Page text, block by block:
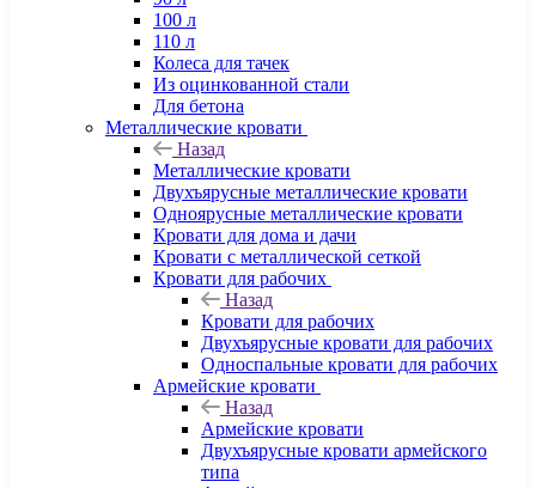
100 л
110 л
Колеса для тачек
Из оцинкованной стали
Для бетона
Металлические кровати
Назад
Металлические кровати
Двухъярусные металлические кровати
Одноярусные металлические кровати
Кровати для дома и дачи
Кровати с металлической сеткой
Кровати для рабочих
Назад
Кровати для рабочих
Двухъярусные кровати для рабочих
Односпальные кровати для рабочих
Армейские кровати
Назад
Армейские кровати
Двухъярусные кровати армейского
типа